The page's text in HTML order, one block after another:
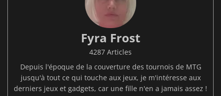
Fyra Frost
4287 Articles
Depuis l'époque de la couverture des tournois de MTG
jusqu'à tout ce qui touche aux jeux, je m'intéresse aux
derniers jeux et gadgets, car une fille n'en a jamais assez !